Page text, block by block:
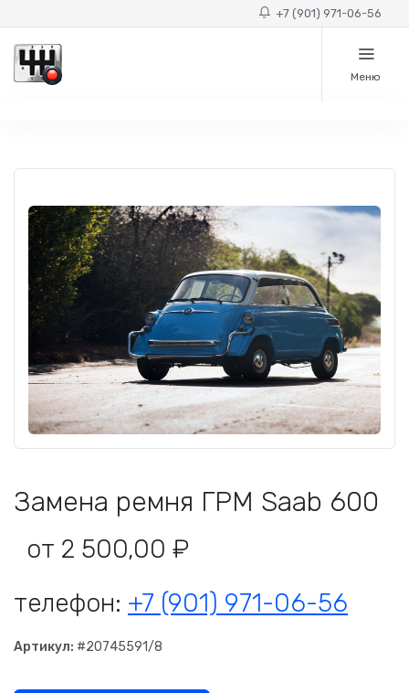
+7 (901) 971-06-56
Меню
Замена ремня ГРМ Saab 600
от 2 500,00 ₽
телефон: +7 (901) 971-06-56
Артикул: #20745591/8